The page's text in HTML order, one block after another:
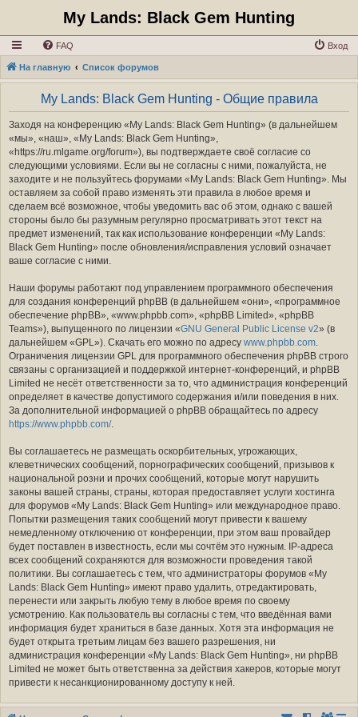
My Lands: Black Gem Hunting
FAQ Вход
На главную Список форумов
My Lands: Black Gem Hunting - Общие правила
Заходя на конференцию «My Lands: Black Gem Hunting» (в дальнейшем
«мы», «наш», «My Lands: Black Gem Hunting»,
«https://ru.mlgame.org/forum»), вы подтверждаете своё согласие со
следующими условиями. Если вы не согласны с ними, пожалуйста, не
заходите и не пользуйтесь форумами «My Lands: Black Gem Hunting». Мы
оставляем за собой право изменять эти правила в любое время и
сделаем всё возможное, чтобы уведомить вас об этом, однако с вашей
стороны было бы разумным регулярно просматривать этот текст на
предмет изменений, так как использование конференции «My Lands:
Black Gem Hunting» после обновления/исправления условий означает
ваше согласие с ними.
Наши форумы работают под управлением программного обеспечения
для создания конференций phpBB (в дальнейшем «они», «программное
обеспечение phpBB», «www.phpbb.com», «phpBB Limited», «phpBB
Teams»), выпущенного по лицензии «GNU General Public License v2» (в
дальнейшем «GPL»). Скачать его можно по адресу www.phpbb.com.
Ограничения лицензии GPL для программного обеспечения phpBB строго
связаны с организацией и поддержкой интернет-конференций, и phpBB
Limited не несёт ответственности за то, что администрация конференций
определяет в качестве допустимого содержания и/или поведения в них.
За дополнительной информацией о phpBB обращайтесь по адресу
https://www.phpbb.com/.
Вы соглашаетесь не размещать оскорбительных, угрожающих,
клеветнических сообщений, порнографических сообщений, призывов к
национальной розни и прочих сообщений, которые могут нарушить
законы вашей страны, страны, которая предоставляет услуги хостинга
для форумов «My Lands: Black Gem Hunting» или международное право.
Попытки размещения таких сообщений могут привести к вашему
немедленному отключению от конференции, при этом ваш провайдер
будет поставлен в известность, если мы сочтём это нужным. IP-адреса
всех сообщений сохраняются для возможности проведения такой
политики. Вы соглашаетесь с тем, что администраторы форумов «My
Lands: Black Gem Hunting» имеют право удалить, отредактировать,
перенести или закрыть любую тему в любое время по своему
усмотрению. Как пользователь вы согласны с тем, что введённая вами
информация будет храниться в базе данных. Хотя эта информация не
будет открыта третьим лицам без вашего разрешения, ни
администрация конференции «My Lands: Black Gem Hunting», ни phpBB
Limited не может быть ответственна за действия хакеров, которые могут
привести к несанкционированному доступу к ней.